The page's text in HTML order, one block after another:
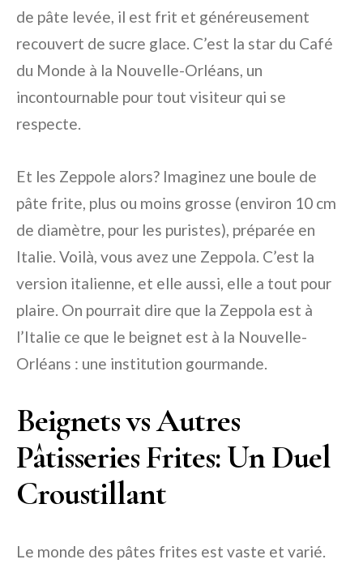
de pâte levée, il est frit et généreusement
recouvert de sucre glace. C’est la star du Café
du Monde à la Nouvelle-Orléans, un
incontournable pour tout visiteur qui se
respecte.
Et les Zeppole alors? Imaginez une boule de
pâte frite, plus ou moins grosse (environ 10 cm
de diamètre, pour les puristes), préparée en
Italie. Voilà, vous avez une Zeppola. C’est la
version italienne, et elle aussi, elle a tout pour
plaire. On pourrait dire que la Zeppola est à
l’Italie ce que le beignet est à la Nouvelle-
Orléans : une institution gourmande.
Beignets vs Autres
Pâtisseries Frites: Un Duel
Croustillant
Le monde des pâtes frites est vaste et varié.